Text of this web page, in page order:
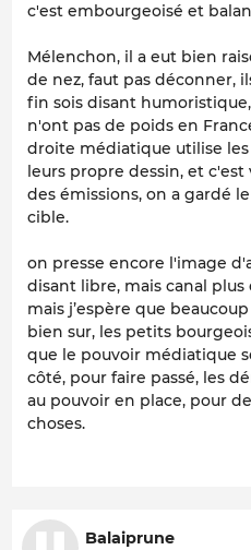
c'est embourgeoisé et
Mélenchon, il a eut bien
de nez, faut pas déconner,
fin sois disant
n'ont pas de poids en
droite médiatique utilise les
leurs propre dessin, et
des émissions, on a gardé
cible.
on presse encore l'image
disant libre, mais canal
mais j’espère que
bien sur, les petits
que le pouvoir médiatique
côté, pour faire passé, les
au pouvoir en place, pour
choses.
Balaiprune